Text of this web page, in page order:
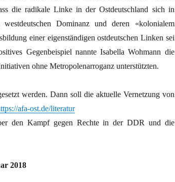
die radikale Linke in der Ostdeutschland sich in
Dominanz und deren «kolonialem
einer eigenständigen ostdeutschen Linken sei
Gegenbeispiel nannte Isabella Wohmann die
ohne Metropolenarroganz unterstützten.
werden. Dann soll die aktuelle Vernetzung von
afa-ost.de/literatur
den Kampf gegen Rechte in der DDR und die
2018